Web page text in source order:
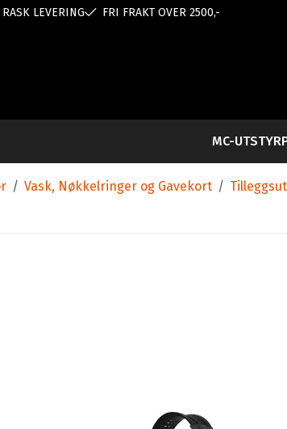
RASK LEVERING FRI FRAKT OVER 2500,-
MC-UTSTYR
/ /
Vask, Nøkkelringer og Gavekort